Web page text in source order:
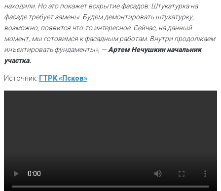
находили. Но это покажет вскрытие фасадов. Штукатурка на
фасаде требует замены. Будем демонтировать штукатурку,
возможно, появится что-то интересное. Сейчас, на данный
момент, мы готовимся к фасадным работам. Внутри продолжаем
инъектировать фундаменты», —Артем Нечушкин начальник
участка.
Источник: ГТРК «Псков»